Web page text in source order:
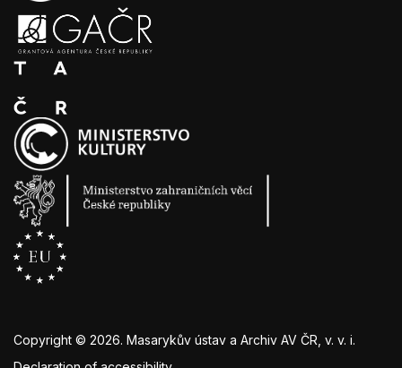
Copyright © 2026. Masarykův ústav a Archiv AV ČR, v. v. i.